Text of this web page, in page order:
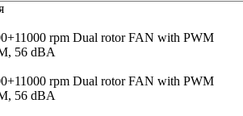
rpm Dual rotor FAN with PWM
56 dBA
rpm Dual rotor FAN with PWM
56 dBA